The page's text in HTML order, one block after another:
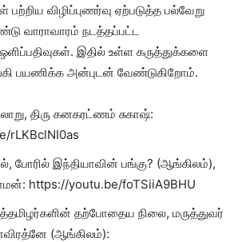
விழிப்புணர்வு ஏற்படுத்த பல்வேறு
வாராவாரம் நடத்தப்பட்ட
இதில் உள்ள கருத்துக்களை
பயணிக்க அன்புடன் வேண்டுகிறோம்.
திரு கனகரட்ணம் சுகாஷ்:
rLKBclNI0as
போரில் இந்தியாவின் பங்கு? (ஆங்கிலம்),
https://youtu.be/foTSiiA9BHU
தற்போதைய நிலை, மருத்துவர்
(ஆங்கிலம்):